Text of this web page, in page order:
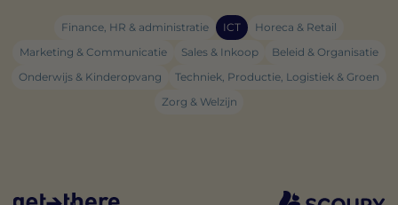
Finance, HR & administratie ICT
Horeca & Retail
Marketing & Communicatie
Sales & Inkoop
Beleid & Organisatie
Onderwijs & Kinderopvang
Techniek, Productie, Logistiek & Groen
Zorg & Welzijn